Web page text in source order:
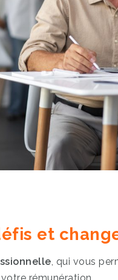
et
, qui vous
rémunération.